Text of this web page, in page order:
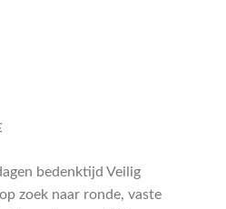
bedenktijd Veilig
zoek naar ronde, vaste